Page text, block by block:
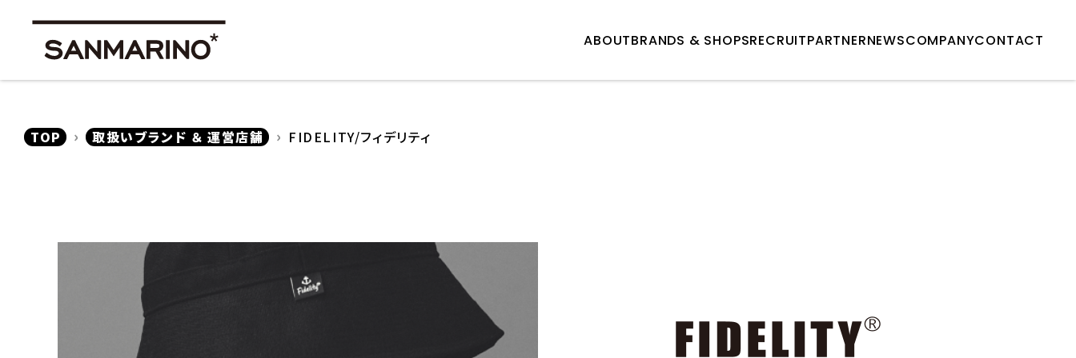
ABOUTBRANDS & SHOPSRECRUITPARTNERNEWSCOMPANYCONTACT
TOP 取扱いブランド ＆ 運営店舗 FIDELITY/フィデリティ